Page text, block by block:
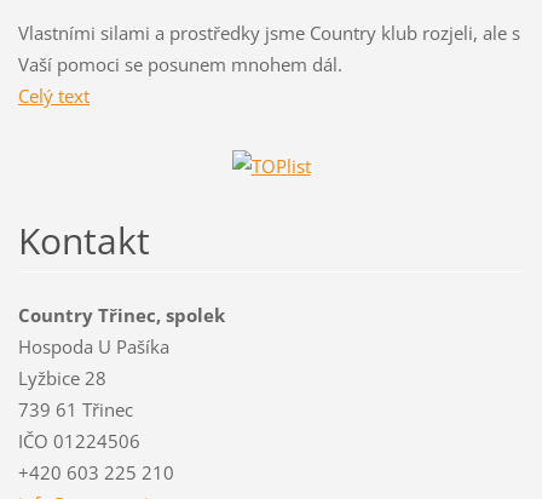
Vlastními silami a prostředky jsme Country klub rozjeli, ale s
Vaší pomoci se posunem mnohem dál.
Celý text
Kontakt
Country Třinec, spolek
Hospoda U Pašíka
Lyžbice 28
739 61 Třinec
IČO 01224506
+420 603 225 210